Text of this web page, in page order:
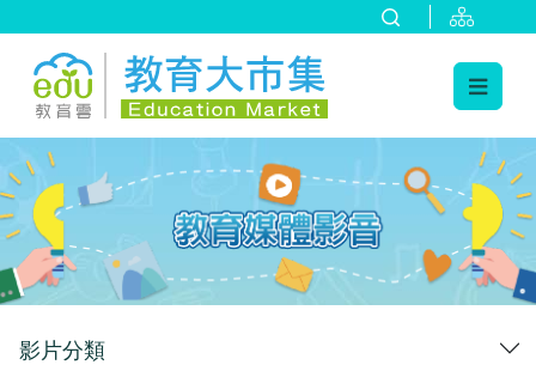
:::
影片分類